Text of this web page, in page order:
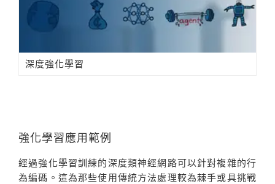
深度強化學習
強化學習應用範例
經過強化學習訓練的深度類神經網路可以針對複雜的行
為編碼。這為那些使用傳統方法處理較為棘手或具挑戰